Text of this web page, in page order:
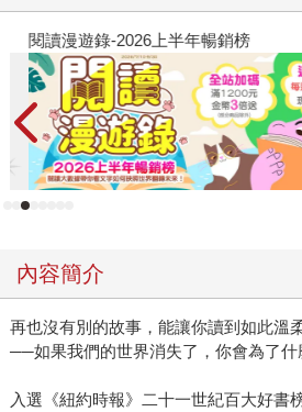
閱讀漫遊錄-2026上半年暢銷榜
內容簡介
再也沒有別的故事，能讓你讀到如此溫
──如果我們的世界消失了，你會為了什
入選《紐約時報》二十一世紀百大好書